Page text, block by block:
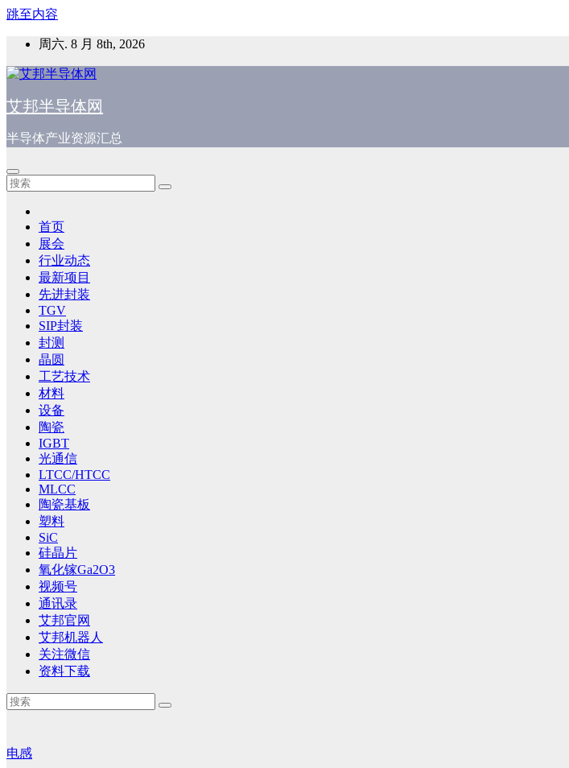
跳至内容
周六. 8 月 8th, 2026
艾邦半导体网
半导体产业资源汇总
首页
展会
行业动态
最新项目
先进封装
TGV
SIP封装
封测
晶圆
工艺技术
材料
设备
陶瓷
IGBT
光通信
LTCC/HTCC
MLCC
陶瓷基板
塑料
SiC
硅晶片
氧化镓Ga2O3
视频号
通讯录
艾邦官网
艾邦机器人
关注微信
资料下载
电感